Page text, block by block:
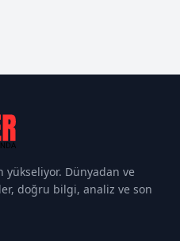
yükseliyor. Dünyadan ve
doğru bilgi, analiz ve son